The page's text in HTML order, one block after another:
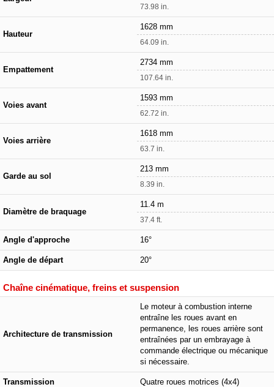
73.98 in.
Hauteur
1628 mm
64.09 in.
Empattement
2734 mm
107.64 in.
Voies avant
1593 mm
62.72 in.
Voies arrière
1618 mm
63.7 in.
Garde au sol
213 mm
8.39 in.
Diamètre de braquage
11.4 m
37.4 ft.
Angle d'approche 16°
Angle de départ 20°
Chaîne cinématique, freins et suspension
Architecture de transmission
Le moteur à combustion interne
entraîne les roues avant en
permanence, les roues arrière sont
entraînées par un embrayage à
commande électrique ou mécanique
si nécessaire.
Transmission Quatre roues motrices (4x4)